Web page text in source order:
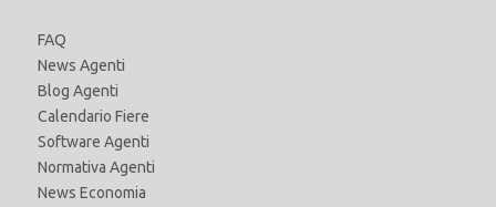
FAQ
News Agenti
Blog Agenti
Calendario Fiere
Software Agenti
Normativa Agenti
News Economia